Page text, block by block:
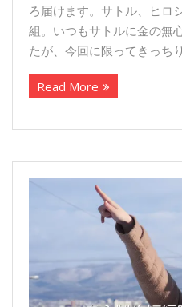
ろ届けます。サトル、ヒロ
組。いつもサトルに金の無
たが、今回に限ってきっち
Read More